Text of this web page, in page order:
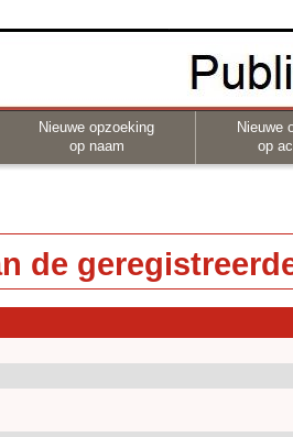
Nieuwe opzoeking
op naam
Nieuwe
op
de